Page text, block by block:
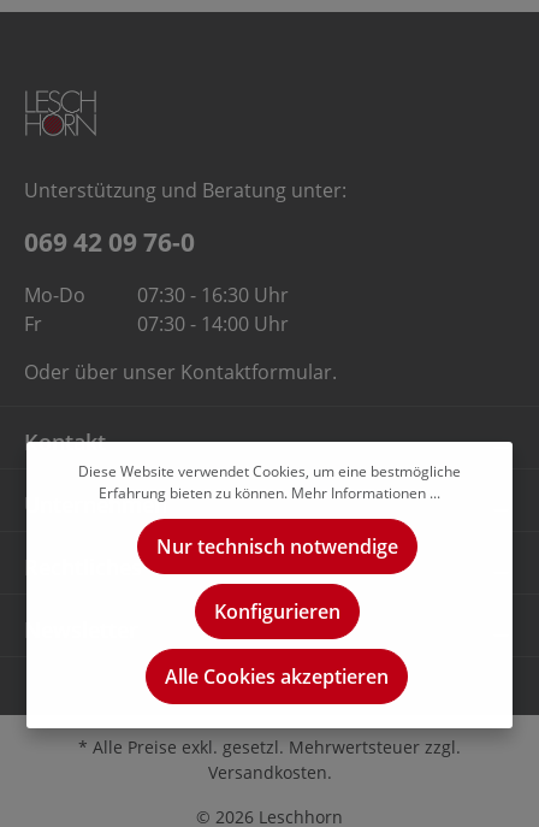
Unterstützung und Beratung unter:
069 42 09 76-0
Mo-Do
07:30 - 16:30 Uhr
Fr
07:30 - 14:00 Uhr
Oder über unser Kontaktformular.
Kontakt
Unternehmen
Rechtliches
© 2026 Leschhorn
* Alle Preise exkl. gesetzl. Mehrwertsteuer zzgl.
Versandkosten.
Diese Website verwendet Cookies, um eine bestmögliche
Erfahrung bieten zu können. Mehr Informationen ...
Nur technisch notwendige
Konfigurieren
Alle Cookies akzeptieren